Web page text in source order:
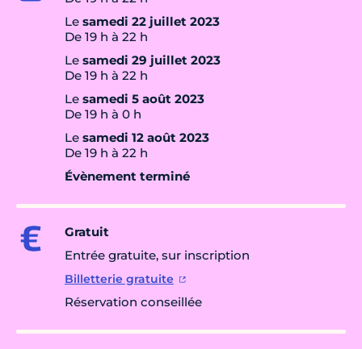
Le samedi 22 juillet 2023
De 19 h à 22 h
Le samedi 29 juillet 2023
De 19 h à 22 h
Le samedi 5 août 2023
De 19 h à 0 h
Le samedi 12 août 2023
De 19 h à 22 h
Évènement terminé
Gratuit
Entrée gratuite, sur inscription
Billetterie gratuite
Réservation conseillée